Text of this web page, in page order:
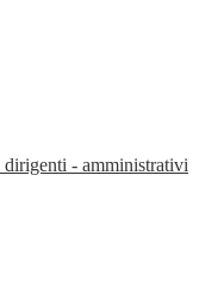
- amministrativi